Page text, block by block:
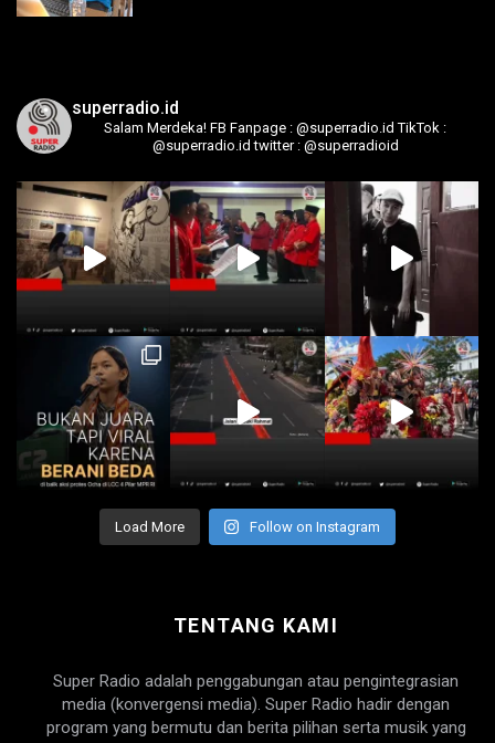
superradio.id
Salam Merdeka! FB Fanpage : @superradio.id TikTok :
@superradio.id twitter : @superradioid
Load More Follow on Instagram
TENTANG KAMI
Super Radio adalah penggabungan atau pengintegrasian
media (konvergensi media). Super Radio hadir dengan
program yang bermutu dan berita pilihan serta musik yang